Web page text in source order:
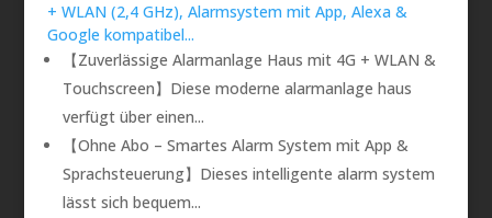
+ WLAN (2,4 GHz), Alarmsystem mit App, Alexa &
Google kompatibel...
【Zuverlässige Alarmanlage Haus mit 4G + WLAN &
Touchscreen】Diese moderne alarmanlage haus
verfügt über einen...
【Ohne Abo – Smartes Alarm System mit App &
Sprachsteuerung】Dieses intelligente alarm system
lässt sich bequem...